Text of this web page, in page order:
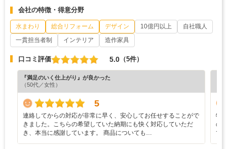
会社の特徴・得意分野
水まわり 総合リフォーム デザイン 10億円以上
自社職人
一貫担当者制
インテリア 造作家具
口コミ評価 5.0 （5件）
『満足のいく仕上がり』が良かった
（50代／女性）
5
連絡してからの対応が非常に早く、安心してお任せすることがで
きました。こちらの希望していた納期にも快く対応していただ
き、本当に感謝しています。 商品についても…
特
の
て